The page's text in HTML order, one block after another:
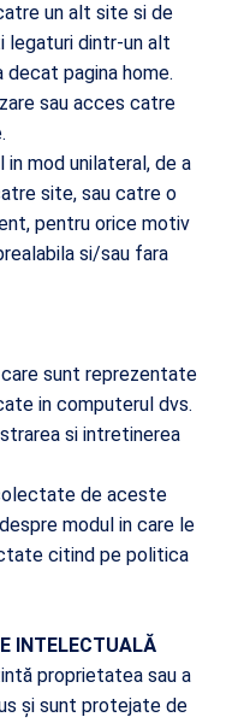
un alt site si de
legaturi dintr-un alt
pagina home.
sau acces catre
mod unilateral, de a
site, sau catre o
pentru orice motiv
si/sau fara
sunt reprezentate
in computerul dvs.
si intretinerea
de aceste
modul in care le
citind pe politica
INTELECTUALĂ
proprietatea sau a
și sunt protejate de